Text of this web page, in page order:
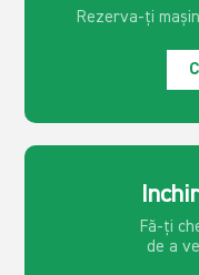
Rezerva-ți
Fă-ți
de a